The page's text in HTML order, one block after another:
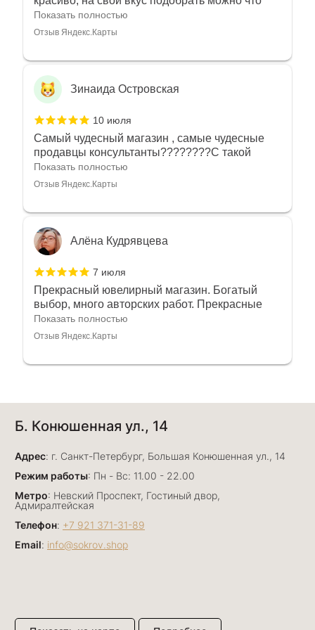
угодно
Показать полностью
Отзыв Яндекс.Карты
Зинаида Островская
10 июля
Самый чудесный магазин , самые чудесные
продавцы консультанты????????С такой
любовью рекомендовали и советовали нам
украшения????????Спасибо большое за
Показать полностью
Отзыв Яндекс.Карты
Алёна Кудрявцева
7 июля
Прекрасный ювелирный магазин. Богатый
выбор, много авторских работ. Прекрасные
консультанты. Отдельное спасибо Ирине,
очень грамотный специалист, всё показала,
Показать полностью
Отзыв Яндекс.Карты
29 июня
база, а есть совсем нетривиальные и даже
оригинальные. Спасибо сотрудникам за
деликатность и грамотные советы в подборе.
Буду рекомендовать))
Показать полностью
Лизавета
Отзыв Яндекс.Карты
Б. Конюшенная ул., 14
Адрес: г. Санкт-Петербург, Большая Конюшенная ул., 14
Режим работы: Пн - Вс: 11.00 - 22.00
Метро: Невский Проспект, Гостиный двор,
Адмиралтейская
Телефон: +7 921 371-31-89
Email: info@sokrov.shop